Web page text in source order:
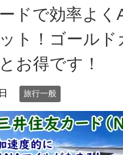
ドで効率よく
ト！ゴールド
お得です！
旅行一般